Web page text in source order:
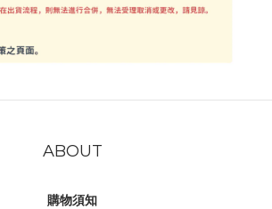
ABOUT
購物須知